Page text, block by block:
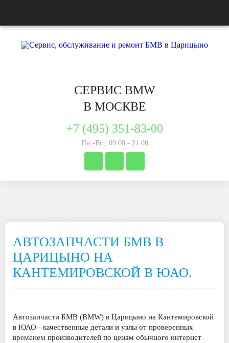
СЕРВИС BMW
В МОСКВЕ
+7 (495) 351-83-00
Пн.-Вс., 09.00 - 21.00
АВТОЗАПЧАСТИ БМВ В
ЦАРИЦЫНО НА
КАНТЕМИРОВСКОЙ В ЮАО.
Автозапчасти БМВ (BMW) в Царицыно на Кантемировской
в ЮАО - качественные детали и узлы от проверенных
временем производителей по ценам обычного интернет